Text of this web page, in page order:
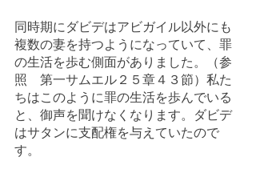
同時期にダビデはアビガイル以外にも
複数の妻を持つようになっていて、罪
の生活を歩む側面がありました。（参
照　第一サムエル２５章４３節）私た
ちはこのように罪の生活を歩んでいる
と、御声を聞けなくなります。ダビデ
はサタンに支配権を与えていたので
す。